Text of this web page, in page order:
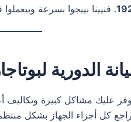
. فنيينا بييجوا بسرعة
الدورية
عليك مشاكل كبيرة وتكاليف
كل أجزاء الجهاز بشكل